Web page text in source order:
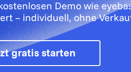
Demo wie
– individuell, ohne
gratis starten